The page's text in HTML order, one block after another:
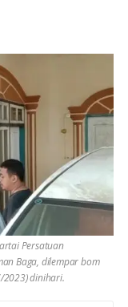
Persatuan
2023) dinihari.